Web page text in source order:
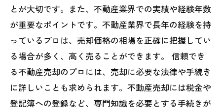
とが大切です。また、不動産業界での実績や経験年数
が重要なポイントです。不動産業界で長年の経験を持
っているプロは、売却価格の相場を正確に把握してい
る場合が多く、高く売ることができます。 信頼でき
る不動産売却のプロには、売却に必要な法律や手続き
に詳しいことも求められます。不動産売却には税金や
登記簿への登録など、専門知識を必要とする手続きが